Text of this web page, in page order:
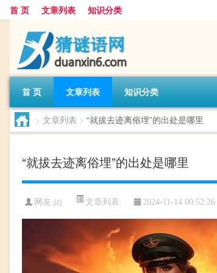
首 页 文章列表 知识分类
首 页 文章列表 知识分类
> 文章列表 > “就拔去迹离俗埋”的出处是哪里
“就拔去迹离俗埋”的出处是哪里
网友:jzj 文章列表 2024-11-14 00:52:26